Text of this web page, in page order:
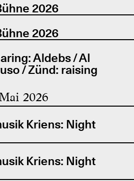
2026
2026
Aldebs / Al
/ Zünd: raising
2026
Kriens: Night
Kriens: Night